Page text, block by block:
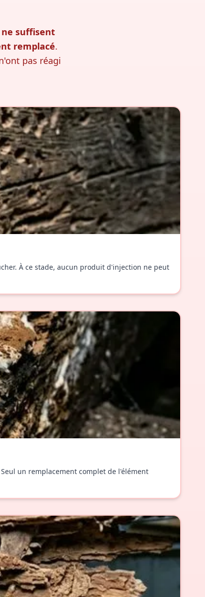
suffisent
remplacé.
pas réagi
À ce stade, aucun produit d'injection ne peut
un remplacement complet de l'élément